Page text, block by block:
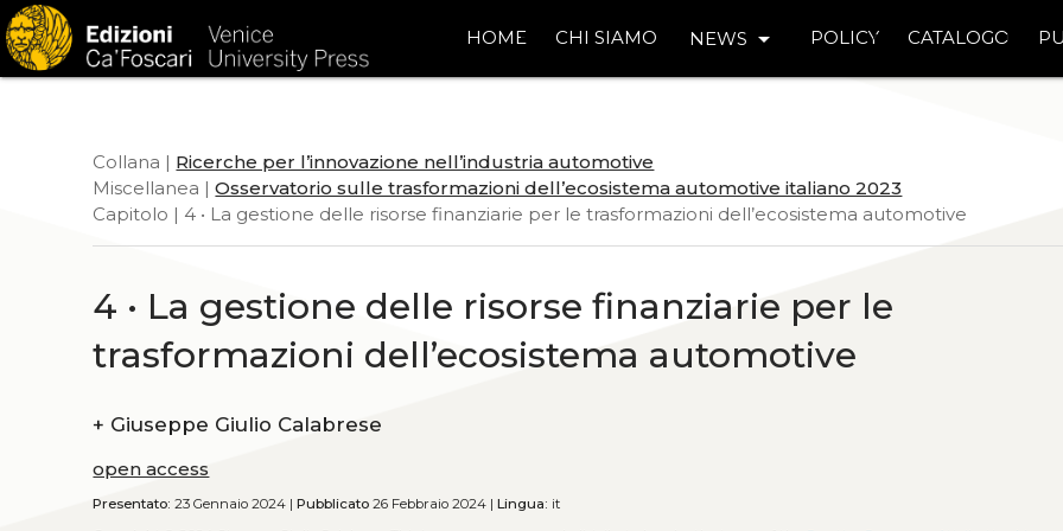
HOME CHI SIAMO NEWS arrow_drop_down POLICY CATALOGO
Collana | Ricerche per l’innovazione nell’industria automotive
Miscellanea |Osservatorio sulle trasformazioni dell’ecosistema automotive italiano 2023
Capitolo | 4 • La gestione delle risorse finanziarie per le trasformazioni dell’ecosistema automotive
4 • La gestione delle risorse finanziarie per le
trasformazioni dell’ecosistema automotive
+ Giuseppe Giulio Calabrese
open access
Presentato: 23 Gennaio 2024 |Pubblicato 26 Febbraio 2024 |Lingua: it